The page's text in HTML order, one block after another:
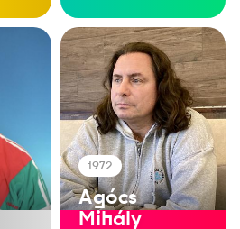
1972
Agócs
Mihály